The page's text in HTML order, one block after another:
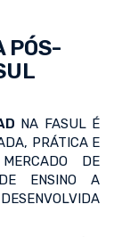
PÓS-
NA FASUL É
PRÁTICA E
DE
ENSINO A